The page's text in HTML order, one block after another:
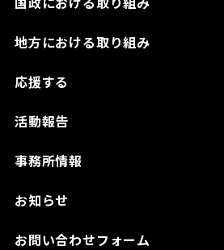
地方における取り組み
応援する
活動報告
事務所情報
お知らせ
お問い合わせフォーム